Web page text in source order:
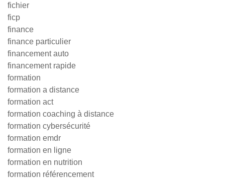
fichier
ficp
finance
finance particulier
financement auto
financement rapide
formation
formation a distance
formation act
formation coaching à distance
formation cybersécurité
formation emdr
formation en ligne
formation en nutrition
formation référencement